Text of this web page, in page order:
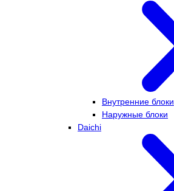
Внутренние блоки
Наружные блоки
Daichi